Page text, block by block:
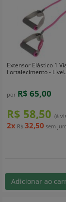
Extensor Elástico 1
Fortalecimento -
por R$ 65,00
R$ 58,50 (à
2x R$ 32,50 sem
Adicionar ao